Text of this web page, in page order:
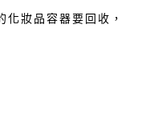
妝品容器要回收，